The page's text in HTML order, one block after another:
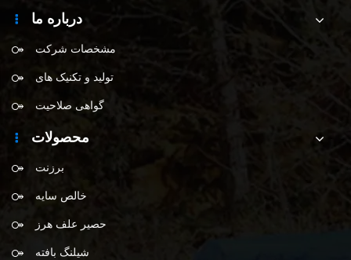
درباره ما
مشخصات شرکت
تولید و تکنیک های
گواهی صلاحیت
محصولات
برزنت
خالص سایه
حصیر علف هرز
شیلنگ بافته